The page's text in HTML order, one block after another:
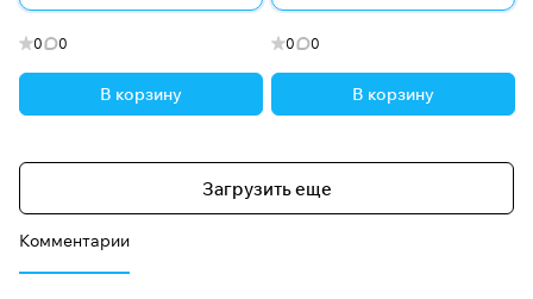
0 0
В корзину
0 0
В корзину
Загрузить еще
Комментарии